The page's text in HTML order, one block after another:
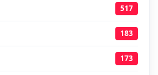
517
183
173